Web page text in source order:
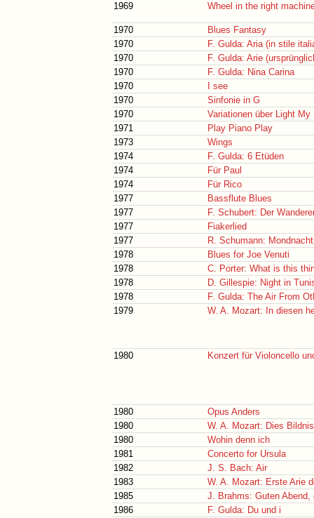
1969
Wheel in the right
1970
Blues Fantasy
1970
F. Gulda: Aria (in stile
1970
F. Gulda: Arie
1970
F. Gulda: Nina Carina
1970
I see
1970
Sinfonie in G
1970
Variationen über Light My
1971
Play Piano Play
1973
Wings
1974
F. Gulda: 6 Etüden
1974
Für Paul
1974
Für Rico
1977
Bassflute Blues
1977
F. Schubert: Der
1977
Fiakerlied
1977
R. Schumann: Mondnacht
1978
Blues for Joe Venuti
1978
C. Porter: What is this
1978
D. Gillespie: Night in
1978
F. Gulda: The Air From
1979
W. A. Mozart: In diesen
1980 Konzert für Violoncello
1980
Opus Anders
1980
W. A. Mozart: Dies
1980
Wohin denn ich
1981
Concerto for Ursula
1982
J. S. Bach: Air
1983
W. A. Mozart: Erste Arie
1985
J. Brahms: Guten Abend,
1986
F. Gulda: Du und i